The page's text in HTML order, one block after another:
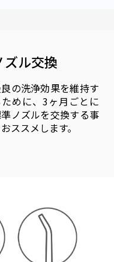
ズル交換
の洗浄効果を維持す
ために、3ヶ月ごとに
ノズルを交換する事
ススメします。